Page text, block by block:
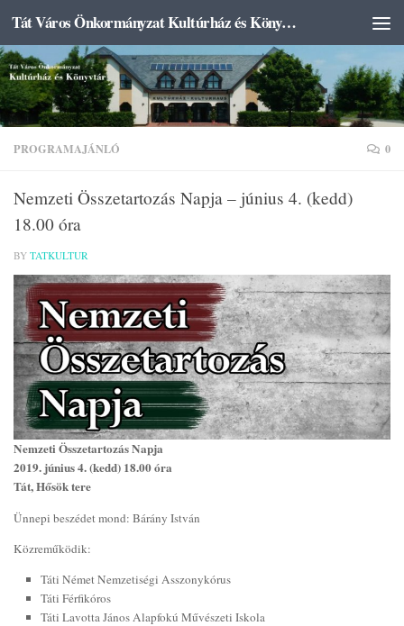
Skip to content Tát Város Önkormányzat Kultúrház és Könyvtár
PROGRAMAJÁNLÓ 0
Nemzeti Összetartozás Napja – június 4. (kedd)
18.00 óra
BY TATKULTUR
Nemzeti Összetartozás Napja
2019. június 4. (kedd) 18.00 óra
Tát, Hősök tere
Ünnepi beszédet mond: Bárány István
Közreműködik:
Táti Német Nemzetiségi Asszonykórus
Táti Férfikóros
Táti Lavotta János Alapfokú Művészeti Iskola